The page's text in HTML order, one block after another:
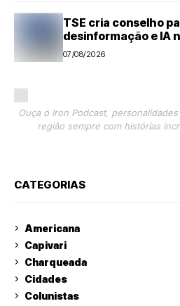
TSE cria conselho
desinformação e IA
07/08/2026
Ouça o Iron Podcast,
região sempre com histórias
CATEGORIAS
Americana
Capivari
Charqueada
Cidades
Colunistas